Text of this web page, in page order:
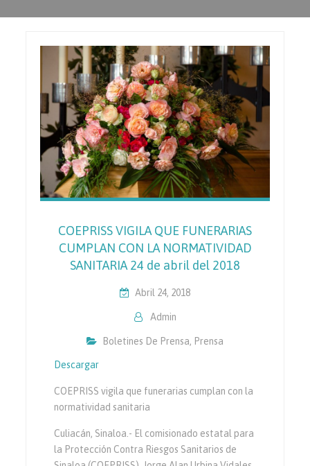
COEPRISS VIGILA QUE FUNERARIAS
CUMPLAN CON LA NORMATIVIDAD
SANITARIA 24 de abril del 2018
Abril 24, 2018
Admin
Boletines De Prensa, Prensa
Descargar
COEPRISS vigila que funerarias cumplan con la
normatividad sanitaria
Culiacán, Sinaloa.- El comisionado estatal para
la Protección Contra Riesgos Sanitarios de